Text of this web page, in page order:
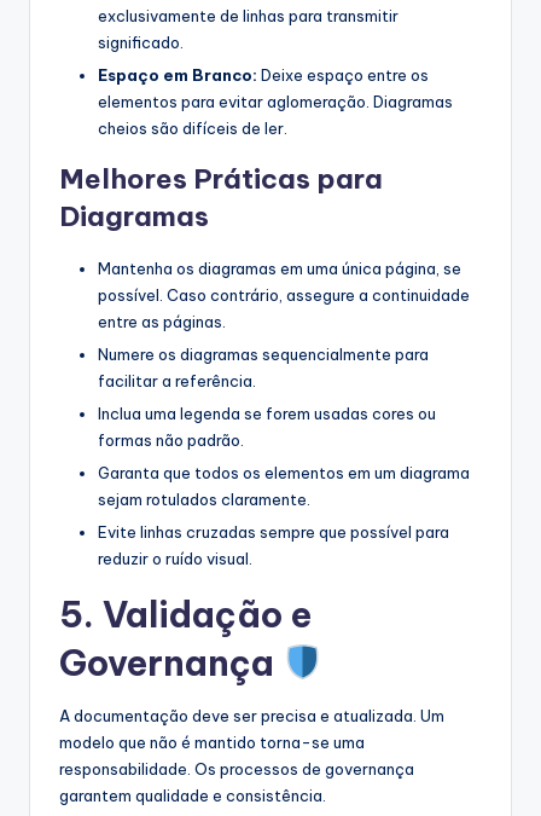
exclusivamente de linhas para transmitir
significado.
Espaço em Branco: Deixe espaço entre os
elementos para evitar aglomeração. Diagramas
cheios são difíceis de ler.
Melhores Práticas para
Diagramas
Mantenha os diagramas em uma única página, se
possível. Caso contrário, assegure a continuidade
entre as páginas.
Numere os diagramas sequencialmente para
facilitar a referência.
Inclua uma legenda se forem usadas cores ou
formas não padrão.
Garanta que todos os elementos em um diagrama
sejam rotulados claramente.
Evite linhas cruzadas sempre que possível para
reduzir o ruído visual.
5. Validação e
Governança
A documentação deve ser precisa e atualizada. Um
modelo que não é mantido torna-se uma
responsabilidade. Os processos de governança
garantem qualidade e consistência.